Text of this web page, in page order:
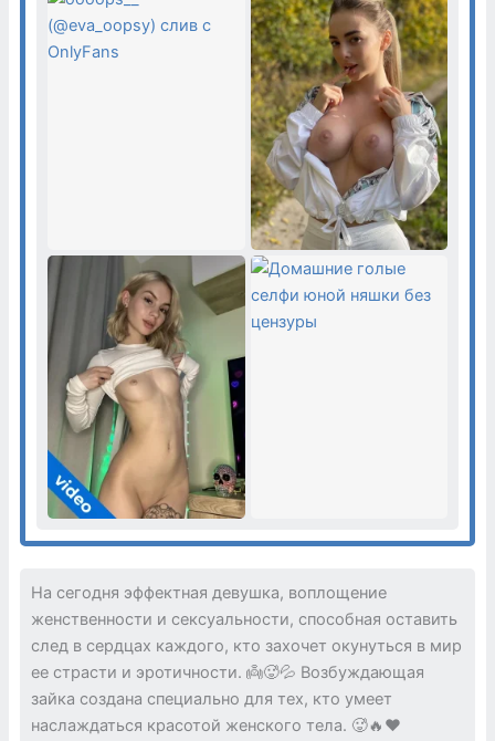
На сегодня эффектная девушка, воплощение
женственности и сексуальности, способная оставить
след в сердцах каждого, кто захочет окунуться в мир
ее страсти и эротичности. 👼🥵💦 Возбуждающая
зайка создана специально для тех, кто умеет
наслаждаться красотой женского тела. 🥵🔥❤️